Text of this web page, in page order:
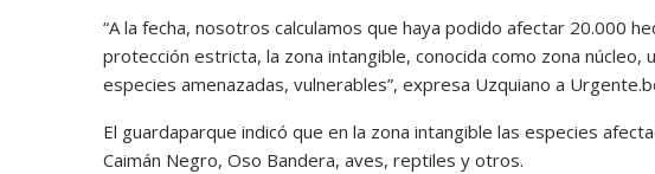
“A la fecha, nosotros calculamos que haya podido afectar 20.000
protección estricta, la zona intangible, conocida como zona núcleo,
especies amenazadas, vulnerables”, expresa Uzquiano a
El guardaparque indicó que en la zona intangible las especies
Caimán Negro, Oso Bandera, aves, reptiles y otros.